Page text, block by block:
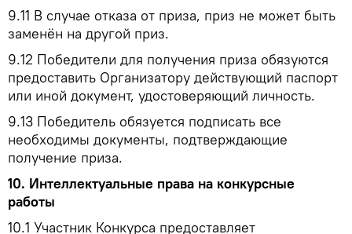
9.11 В случае отказа от приза, приз не может быть
заменён на другой приз.
9.12 Победители для получения приза обязуются
предоставить Организатору действующий паспорт
или иной документ, удостоверяющий личность.
9.13 Победитель обязуется подписать все
необходимы документы, подтверждающие
получение приза.
10. Интеллектуальные права на конкурсные
работы
10.1 Участник Конкурса предоставляет